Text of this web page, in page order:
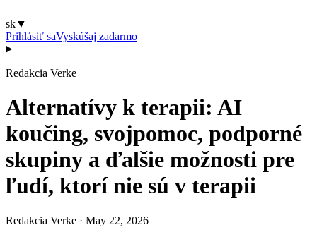
sk▼
Prihlásiť saVyskúšaj zadarmo
Redakcia Verke
Alternatívy k terapii: AI
koučing, svojpomoc, podporné
skupiny a ďalšie možnosti pre
ľudí, ktorí nie sú v terapii
Redakcia Verke · May 22, 2026